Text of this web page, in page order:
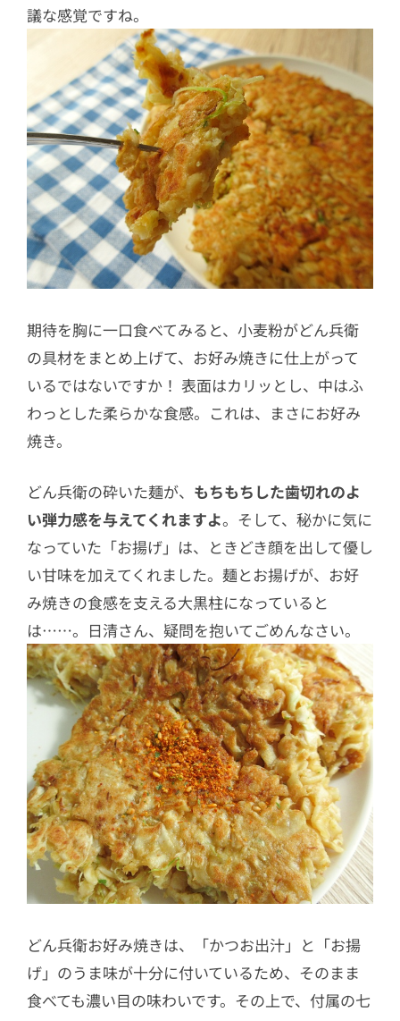
議な感覚ですね。
期待を胸に一口食べてみると、小麦粉がどん兵衛
の具材をまとめ上げて、お好み焼きに仕上がって
いるではないですか！ 表面はカリッとし、中はふ
わっとした柔らかな食感。これは、まさにお好み
焼き。
どん兵衛の砕いた麺が、 もちもちした歯切れのよ
い弾力感を与えてくれますよ。そして、秘かに気に
なっていた「お揚げ」は、ときどき顔を出して優し
い甘味を加えてくれました。麺とお揚げが、お好
み焼きの食感を支える大黒柱になっていると
は……。日清さん、疑問を抱いてごめんなさい。
どん兵衛お好み焼きは、「かつお出汁」と「お揚
げ」のうま味が十分に付いているため、そのまま
食べても濃い目の味わいです。その上で、付属の七